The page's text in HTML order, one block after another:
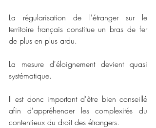
La régularisation de l'étranger sur le
territoire français constitue un bras de fer
de plus en plus ardu.
La mesure d'éloignement devient quasi
systématique.
Il est donc important d'être bien conseillé
afin d'appréhender les complexités du
contentieux du droit des étrangers.